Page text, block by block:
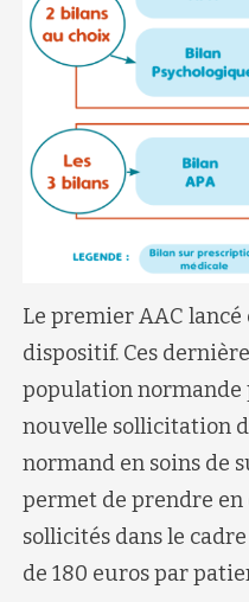
Le premier AAC lancé
dispositif. Ces
population normande
nouvelle sollicitation
normand en soins de
permet de prendre en
sollicités dans le
de 180 euros par